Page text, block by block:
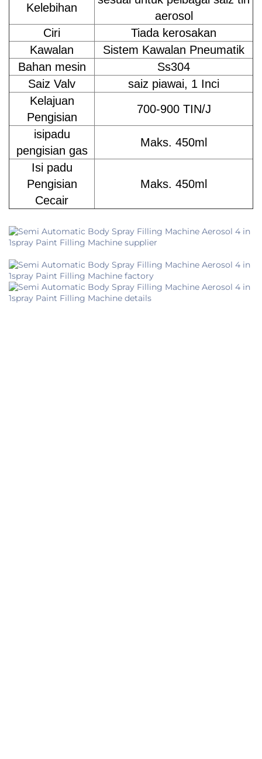
Kelebihan
aerosol
Ciri
Tiada kerosakan
Kawalan
Sistem Kawalan Pneumatik
Bahan mesin
Ss304
Saiz Valv
saiz piawai, 1 Inci
Kelajuan
Pengisian
700-900 TIN/J
isipadu
pengisian gas
Maks. 450ml
Isi padu
Pengisian
Cecair
Maks. 450ml